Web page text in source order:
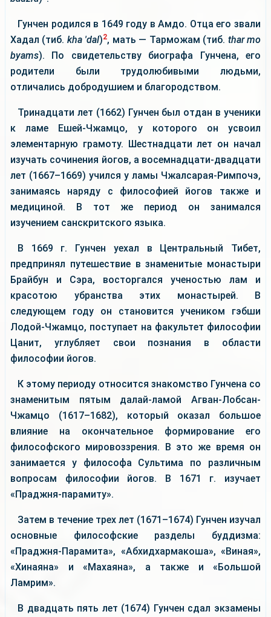
Гунчен родился в 1649 году в Амдо. Отца его звали
Хадал (тиб. kha 'dal)2, мать — Тарможам (тиб. thar mo
byams). По свидетельству биографа Гунчена, его
родители были трудолюбивыми людьми,
отличались добродушием и благородством.
Тринадцати лет (1662) Гунчен был отдан в ученики
к ламе Ешей-Чжамцо, у которого он усвоил
элементарную грамоту. Шестнадцати лет он начал
изучать сочинения йогов, а восемнадцати-двадцати
лет (1667–1669) учился у ламы Чжалсарая-Римпочэ,
занимаясь наряду с философией йогов также и
медициной. В тот же период он занимался
изучением санскритского языка.
В 1669 г. Гунчен уехал в Центральный Тибет,
предпринял путешествие в знаменитые монастыри
Брайбун и Сэра, восторгался ученостью лам и
красотою убранства этих монастырей. В
следующем году он становится учеником гэбши
Лодой-Чжамцо, поступает на факультет философии
Цанит, углубляет свои познания в области
философии йогов.
К этому периоду относится знакомство Гунчена со
знаменитым пятым далай-ламой Агван-Лобсан-
Чжамцо (1617–1682), который оказал большое
влияние на окончательное формирование его
философского мировоззрения. В это же время он
занимается у философа Сультима по различным
вопросам философии йогов. В 1671 г. изучает
«Праджня-парамиту».
Затем в течение трех лет (1671–1674) Гунчен изучал
основные философские разделы буддизма:
«Праджня-Парамита», «Абхидхармакоша», «Виная»,
«Хинаяна» и «Махаяна», а также и «Большой
Ламрим».
В двадцать пять лет (1674) Гунчен сдал экзамены